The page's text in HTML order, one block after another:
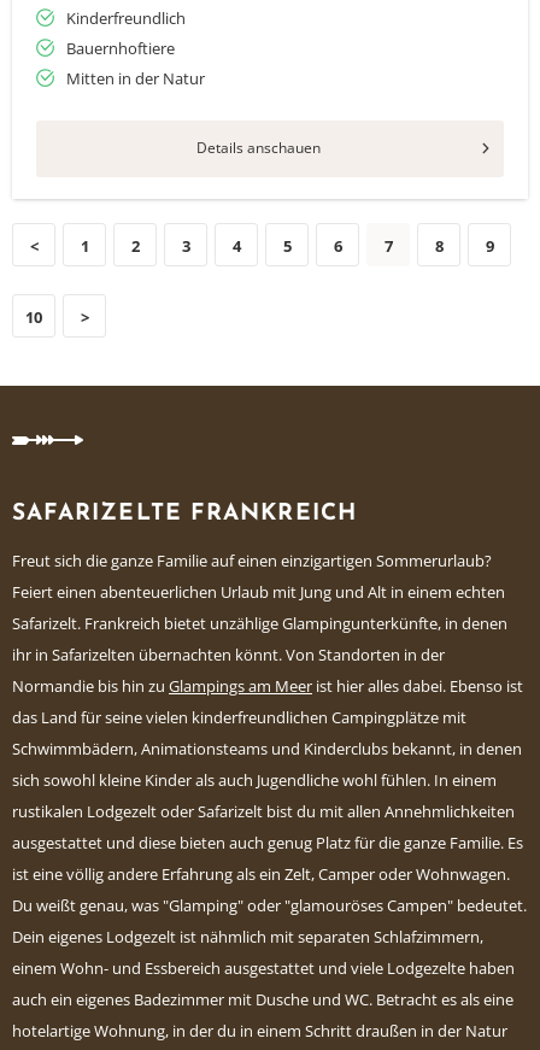
Kinderfreundlich
Bauernhoftiere
Mitten in der Natur
Details anschauen
< 1 2 3 4 5 6 7 8 9
10 >
SAFARIZELTE FRANKREICH
Freut sich die ganze Familie auf einen einzigartigen Sommerurlaub?
Feiert einen abenteuerlichen Urlaub mit Jung und Alt in einem echten
Safarizelt. Frankreich bietet unzählige Glampingunterkünfte, in denen
ihr in Safarizelten übernachten könnt. Von Standorten in der
Normandie bis hin zu Glampings am Meer ist hier alles dabei. Ebenso ist
das Land für seine vielen kinderfreundlichen Campingplätze mit
Schwimmbädern, Animationsteams und Kinderclubs bekannt, in denen
sich sowohl kleine Kinder als auch Jugendliche wohl fühlen. In einem
rustikalen Lodgezelt oder Safarizelt bist du mit allen Annehmlichkeiten
ausgestattet und diese bieten auch genug Platz für die ganze Familie. Es
ist eine völlig andere Erfahrung als ein Zelt, Camper oder Wohnwagen.
Du weißt genau, was "Glamping" oder "glamouröses Campen" bedeutet.
Dein eigenes Lodgezelt ist nähmlich mit separaten Schlafzimmern,
einem Wohn- und Essbereich ausgestattet und viele Lodgezelte haben
auch ein eigenes Badezimmer mit Dusche und WC. Betracht es als eine
hotelartige Wohnung, in der du in einem Schritt draußen in der Natur